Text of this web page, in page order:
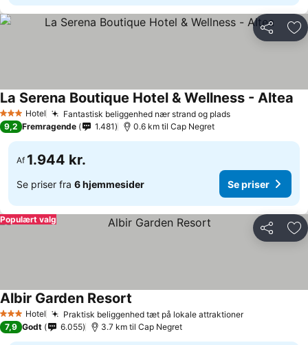
Del
3 StjernerHotel Fantastisk beliggenhed nær strand og plads
La Serena Boutique Hotel & Wellness - Altea
9,2 Fremragende 1.481 0.6 km til Cap Negret
Af 1.944 kr.
Se priser fra 6 hjemmesider Se priser
Del
Populært valg
3 StjernerHotel Praktisk beliggenhed tæt på lokale attraktioner
Albir Garden Resort
7,9 Godt 6.055 3.7 km til Cap Negret